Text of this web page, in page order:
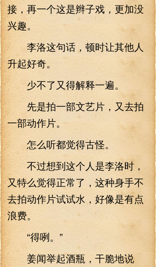
接，再一个这是辫子戏，更加没
兴趣。
李洛这句话，顿时让其他人
升起好奇。
少不了又得解释一遍。
先是拍一部文艺片，又去拍
一部动作片。
怎么听都觉得古怪。
不过想到这个人是李洛时，
又特么觉得正常了，这种身手不
去拍动作片试试水，好像是有点
浪费。
“得咧。”
姜闻举起酒瓶，干脆地说